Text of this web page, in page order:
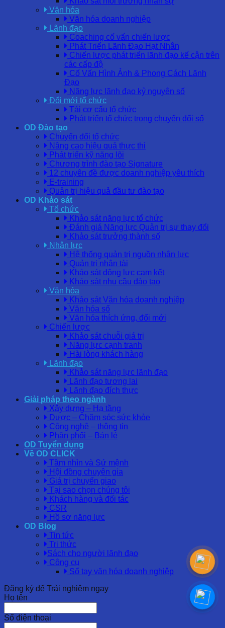
Văn hóa
Văn hóa doanh nghiệp
Lãnh đạo
Coaching cố vấn chiến lược
Phát Triển Lãnh Đạo Hạt Nhân
Chiến lược phát triển lãnh đạo kế cận trên
các cấp độ
Cố Vấn Hình Ảnh & Phong Cách Lãnh
Đạo
Năng lực lãnh đạo kỷ nguyên số
Đổi mới tổ chức
Tái cơ cấu tổ chức
Phát triển tổ chức trong chuyển đổi số
OD Đào tạo
Chuyển đổi tổ chức
Nâng cao hiệu quả thực thi
Phát triển kỹ năng lõi
Chương trình đào tạo Signature
12 chuyên đề được doanh nghiệp yêu thích
E-training
Quản trị hiệu quả đầu tư đào tạo
OD Khảo sát
Tổ chức
Khảo sát năng lực tổ chức
Đánh giá Năng lực Quản trị sự thay đổi
Khảo sát trưởng thành số
Nhân lực
Hệ thống quản trị nguồn nhân lực
Quản trị nhân tài
Khảo sát động lực cam kết
Khảo sát nhu cầu đào tạo
Văn hóa
Khảo sát Văn hóa doanh nghiệp
Văn hóa số
Văn hóa thích ứng, đổi mới
Chiến lược
Khảo sát chuỗi giá trị
Năng lực cạnh tranh
Hài lòng khách hàng
Lãnh đạo
Khảo sát năng lực lãnh đạo
Lãnh đạo tương lai
Lãnh đạo đích thực
Giải pháp theo ngành
Xây dựng – Hạ tầng
Dược – Chăm sóc sức khỏe
Công nghệ – thông tin
Phân phối – Bán lẻ
OD Tuyển dụng
Về OD CLICK
Tầm nhìn và Sứ mệnh
Hội đồng chuyên gia
Giá trị chuyển giao
Tại sao chọn chúng tôi
Khách hàng và đối tác
CSR
Hồ sơ năng lực
OD Blog
Tin tức
Tri thức
Sách cho người lãnh đạo
Công cụ
Sổ tay văn hóa doanh nghiệp
Đăng ký để Trải nghiệm ngay
Họ tên
Số điện thoại